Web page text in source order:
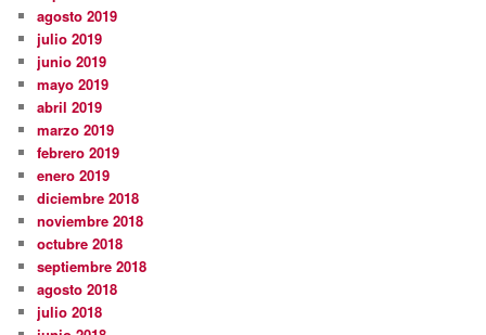
agosto 2019
julio 2019
junio 2019
mayo 2019
abril 2019
marzo 2019
febrero 2019
enero 2019
diciembre 2018
noviembre 2018
octubre 2018
septiembre 2018
agosto 2018
julio 2018